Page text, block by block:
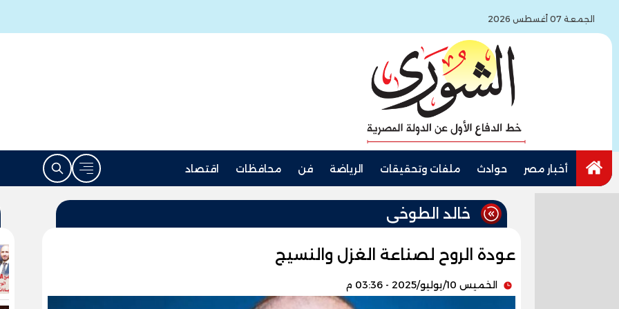
الجمعة 07 أغسطس 2026
أخبار مصر حوادث ملفات وتحقيقات الرياضة فن محافظات اقتصاد
خالد الطوخى
عودة الروح لصناعة الغزل والنسيج
الخميس 10/يوليو/2025 - 03:36 م